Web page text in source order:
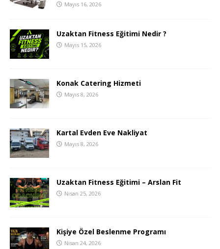
Mayıs 16, 2026
Uzaktan Fitness Eğitimi Nedir ?
Mayıs 15, 2026
Konak Catering Hizmeti
Mayıs 8, 2026
Kartal Evden Eve Nakliyat
Mayıs 8, 2026
Uzaktan Fitness Eğitimi – Arslan Fit
Nisan 25, 2026
Kişiye Özel Beslenme Programı
Nisan 24, 2026